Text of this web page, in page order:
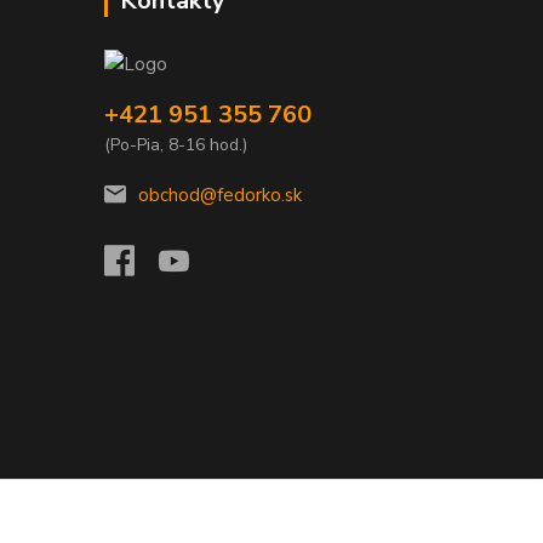
+421 951 355 760
(Po-Pia, 8-16 hod.)
obchod@fedorko.sk